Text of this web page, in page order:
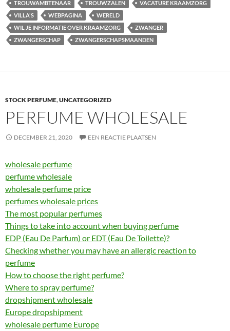
TROUWAMBTENAAR TROUWZALEN
VACATURE KRAAMZORG
VILLA'S
WEBPAGINA
WERELD
WIL JE INFORMATIE OVER KRAAMZORG
ZWANGER
ZWANGERSCHAP
ZWANGERSCHAPSMAANDEN
STOCK PERFUME,UNCATEGORIZED
PERFUME WHOLESALE
DECEMBER 21, 2020 EEN REACTIE PLAATSEN
wholesale perfume
perfume wholesale
wholesale perfume price
perfumes wholesale prices
The most popular perfumes
Things to take into account when buying perfume
EDP (Eau De Parfum) or EDT (Eau De Toilette)?
Checking whether you may have an allergic reaction to
perfume
How to choose the right perfume?
Where to spray perfume?
dropshipment wholesale
Europe dropshipment
wholesale perfume Europe